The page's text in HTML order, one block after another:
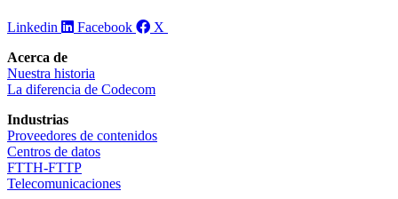
Linkedin Facebook
X
Acerca de
Nuestra historia
La diferencia de Codecom
Industrias
Proveedores de contenidos
Centros de datos
FTTH-FTTP
Telecomunicaciones